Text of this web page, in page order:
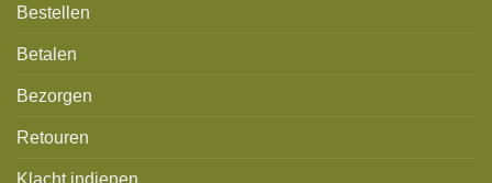
Bestellen
Betalen
Bezorgen
Retouren